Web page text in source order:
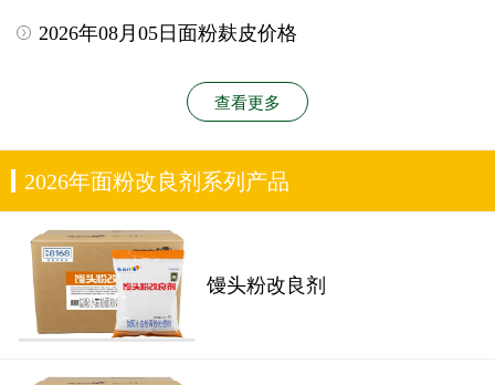
2026年08月05日面粉麸皮价格
查看更多
2026年面粉改良剂系列产品
馒头粉改良剂